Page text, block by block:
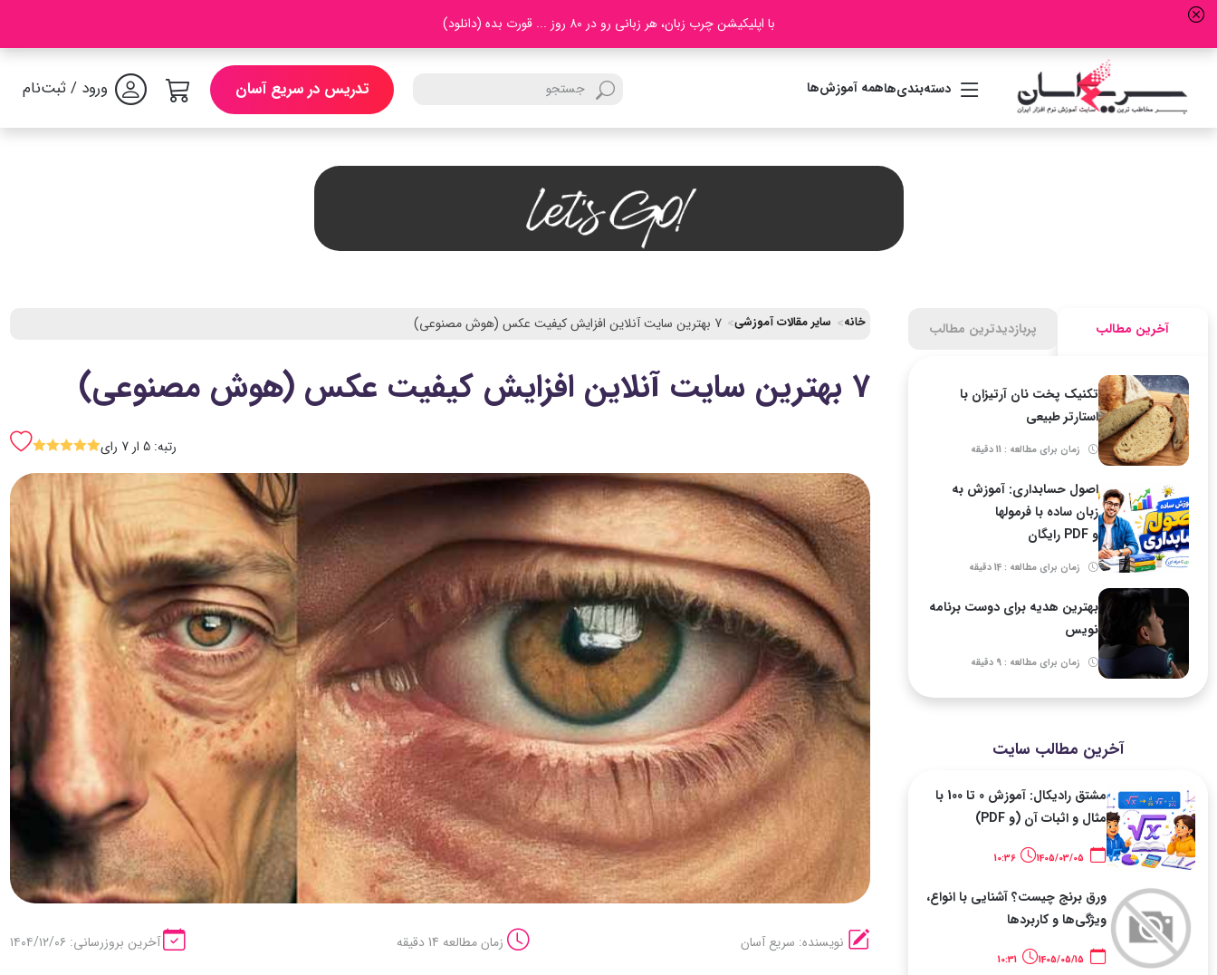
با اپلیکیشن چرب زبان، هر زبانی رو در 80 روز ... قورت بده (دانلود)
دسته‌بندی‌هاهمه آموزش‌ها تدریس در سریع آسان ورود / ثبت‌نام
آخرین مطالب پربازدیدترین مطالب
تکنیک پخت نان آرتیزان با
استارتر طبیعی
زمان برای مطالعه : 11 دقیقه
اصول حسابداری: آموزش به
زبان ساده با فرمولها
و PDF رایگان
زمان برای مطالعه : 14 دقیقه
بهترین هدیه برای دوست برنامه
نویس
زمان برای مطالعه : 9 دقیقه
آخرین مطالب سایت
مشتق رادیکال: آموزش 0 تا 100 با
مثال و اثبات آن (و PDF)
10:36
ورق برنج چیست؟ آشنایی با انواع،
ویژگی‌ها و کاربردها
10:31
خانه سایر مقالات آموزشی 7 بهترین سایت آنلاین افزایش کیفیت عکس (هوش مصنوعی)
7 بهترین سایت آنلاین افزایش کیفیت عکس (هوش مصنوعی)
رتبه: 5 ار 7 رای SSSSS
نویسنده: سریع آسان زمان مطالعه 14 دقیقه آخرین بروزرسانی: ۱۴۰۴/۱۲/۰۶